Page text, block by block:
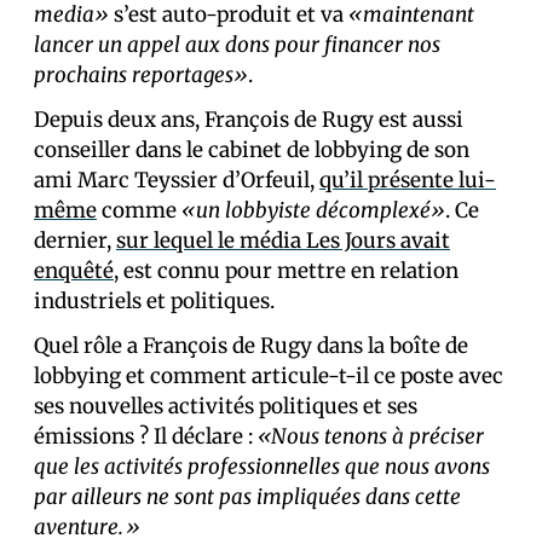
media» s’est auto-produit et va «maintenant
lancer un appel aux dons pour financer nos
prochains reportages».
Depuis deux ans, François de Rugy est aussi
conseiller dans le cabinet de lobbying de son
ami Marc Teyssier d’Orfeuil,qu’il présente lui-
mêmecomme «un lobbyiste décomplexé». Ce
dernier,sur lequel le média Les Jours avait
enquêté, est connu pour mettre en relation
industriels et politiques.
Quel rôle a François de Rugy dans la boîte de
lobbying et comment articule-t-il ce poste avec
ses nouvelles activités politiques et ses
émissions ? Il déclare : «Nous tenons à préciser
que les activités professionnelles que nous avons
par ailleurs ne sont pas impliquées dans cette
aventure.»